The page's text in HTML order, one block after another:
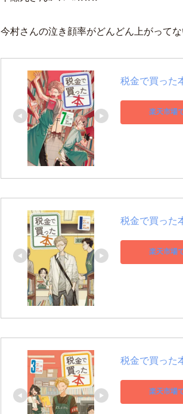
今村さんの泣き顔率がどんどん上がってな
税金で買った
楽天市場
税金で買った
楽天市場
税金で買った
楽天市場